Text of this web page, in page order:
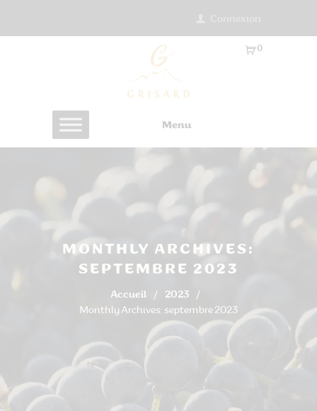
Menu
0
€
MONTHLY ARCHIVES:
SEPTEMBRE 2023
Accueil
2023
Monthly Archives: septembre 2023